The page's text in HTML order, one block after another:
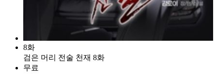
8화
검은 머리 전술 천재 8화
무료